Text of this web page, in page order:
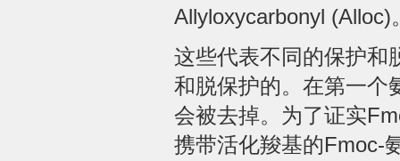
Allyloxycarbonyl (Alloc)
这些代表不同的保护和
和脱保护的。在第一个
会被去掉。为了证实
携带活化羧基的Fmoc-